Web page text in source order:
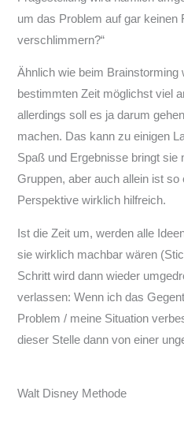
um das Problem auf gar keinen
verschlimmern?“
Ähnlich wie beim Brainstorming
bestimmten Zeit möglichst viel
allerdings soll es ja darum
machen. Das kann zu einigen
Spaß und Ergebnisse bringt sie
Gruppen, aber auch allein ist so
Perspektive wirklich hilfreich.
Ist die Zeit um, werden alle
sie wirklich machbar wären
Schritt wird dann wieder
verlassen: Wenn ich das
Problem / meine Situation
dieser Stelle dann von einer
Walt Disney Methode